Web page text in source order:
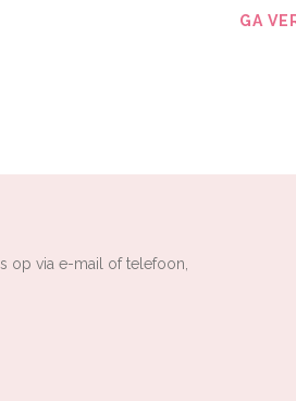
GA
op via e-mail of telefoon,